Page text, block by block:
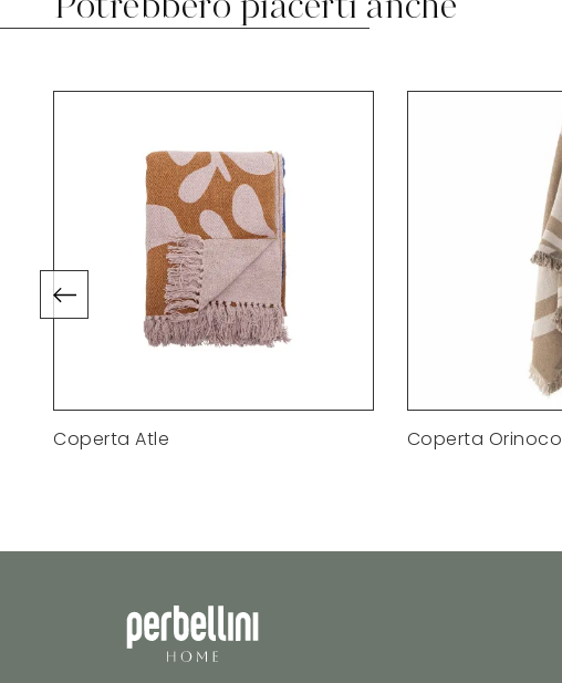
Potrebbero piacerti anche
Coperta Atle Coperta Orinoco